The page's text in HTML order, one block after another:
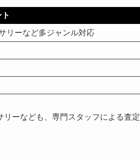
リーなど多ジャンル対応
ーなども、専門スタッフによる査定